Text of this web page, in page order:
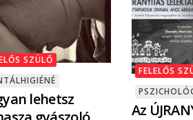
SZÜLŐ
lehetsz
FELELŐS
Az